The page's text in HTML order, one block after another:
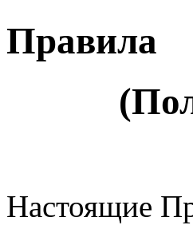
Правила
Настоящие